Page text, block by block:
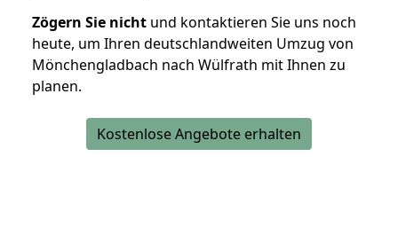
Zögern Sie nicht und kontaktieren Sie uns noch
heute, um Ihren deutschlandweiten Umzug von
Mönchengladbach nach Wülfrath mit Ihnen zu
planen.
Kostenlose Angebote erhalten